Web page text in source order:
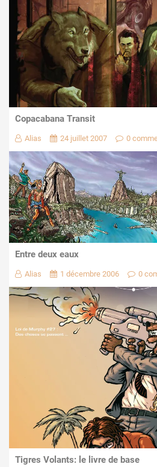
Copacabana Transit
Alias 24 juillet 2007 0
Entre deux eaux
Alias 1 décembre 2006 0
Tigres Volants: le livre de base